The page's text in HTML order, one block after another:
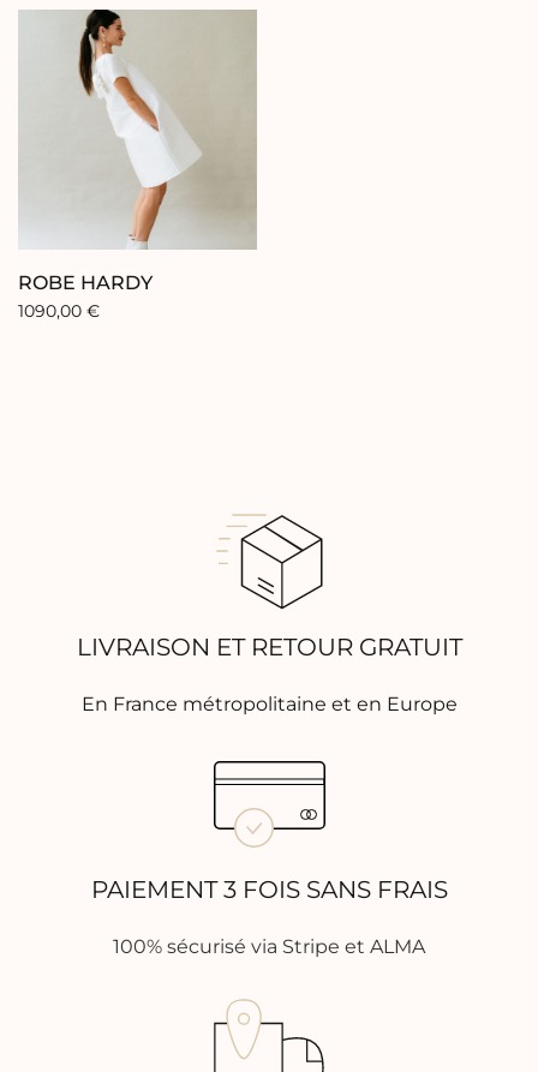
ROBE HARDY
1090,00 €
LIVRAISON ET RETOUR GRATUIT
En France métropolitaine et en Europe
PAIEMENT 3 FOIS SANS FRAIS
100% sécurisé via Stripe et ALMA